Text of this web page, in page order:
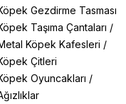
Gezdirme Tasması
Taşıma Çantaları /
Köpek Kafesleri /
Çitleri
Oyuncakları /